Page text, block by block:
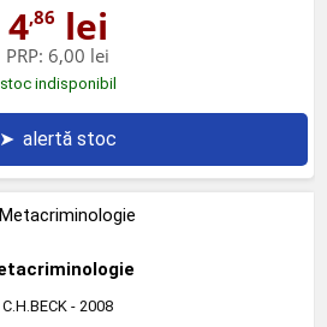
4,86 lei
PRP: 6,00 lei
stoc indisponibil
➤ alertă stoc
C.H.BECK - 2008